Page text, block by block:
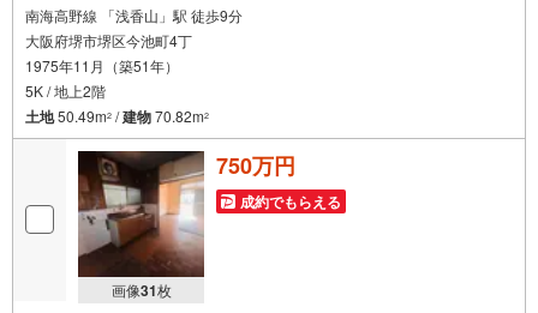
南海高野線 「浅香山」駅 徒歩9分
大阪府堺市堺区今池町4丁
1975年11月（築51年）
5K / 地上2階
土地50.49m2 /建物70.82m2
画像31枚
750万円
成約でもらえる